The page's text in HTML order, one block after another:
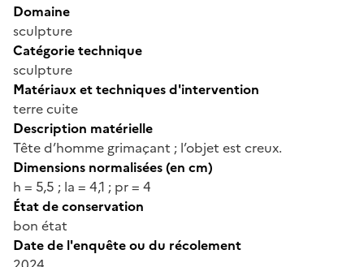
Domaine
sculpture
Catégorie technique
sculpture
Matériaux et techniques d'intervention
terre cuite
Description matérielle
Tête d’homme grimaçant ; l’objet est creux.
Dimensions normalisées (en cm)
h = 5,5 ; la = 4,1 ; pr = 4
État de conservation
bon état
Date de l'enquête ou du récolement